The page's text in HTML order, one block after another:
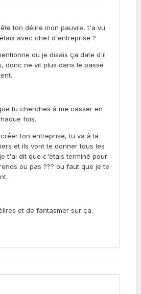
ton délire mon pauvre, t'a vu
avec chef d'entreprise ?
ou je disais ça date d'il
donc ne vit plus dans le passé
tu cherches à me casser en
fois.
ton entreprise, tu va à la
et ils vont te donner tous les
t'ai dit que c'étais terminé pour
ou pas ??? ou faut que je te
et de fantasmer sur ça.